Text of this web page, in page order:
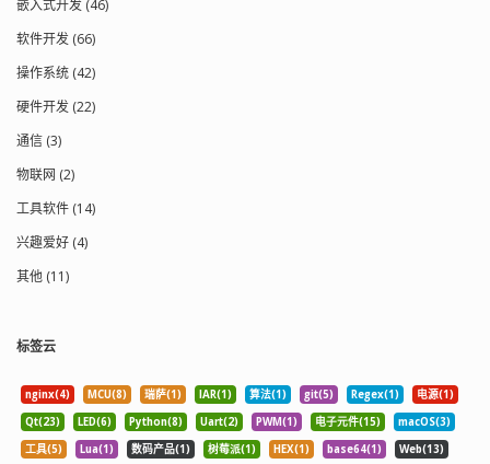
嵌入式开发 (46)
软件开发 (66)
操作系统 (42)
硬件开发 (22)
通信 (3)
物联网 (2)
工具软件 (14)
兴趣爱好 (4)
其他 (11)
标签云
nginx(4) MCU(8) 瑞萨(1) IAR(1) 算法(1) git(5) Regex(1)
电源(1)
Qt(23)
LED(6) Python(8) Uart(2) PWM(1) 电子元件(15)
macOS(3)
工具(5)
Lua(1) 数码产品(1) 树莓派(1) HEX(1) base64(1)
Web(13)